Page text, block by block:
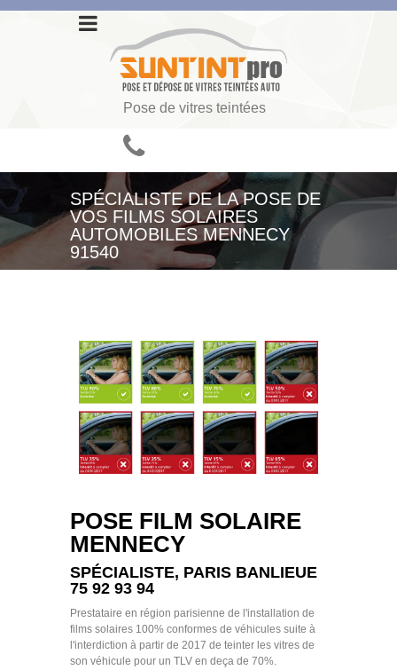
Pose de vitres teintées
SPÉCIALISTE DE LA POSE DE
VOS FILMS SOLAIRES
AUTOMOBILES MENNECY
91540
POSE FILM SOLAIRE
MENNECY
SPÉCIALISTE, PARIS BANLIEUE
75 92 93 94
Prestataire en région parisienne de l'installation de
films solaires 100% conformes de véhicules suite à
l'interdiction à partir de 2017 de teinter les vitres de
son véhicule pour un TLV en deça de 70%.